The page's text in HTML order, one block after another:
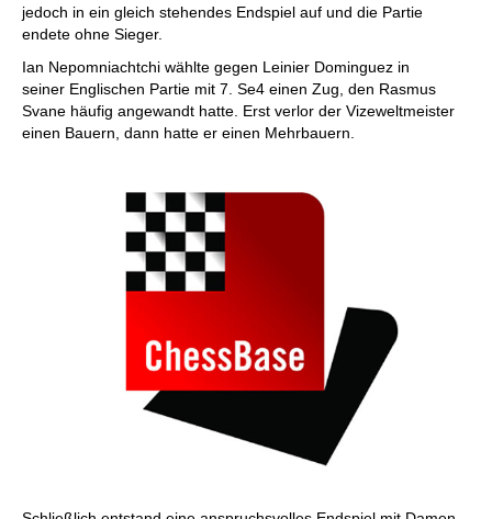
jedoch in ein gleich stehendes Endspiel auf und die Partie
endete ohne Sieger.
Ian Nepomniachtchi wählte gegen Leinier Dominguez in
seiner Englischen Partie mit 7. Se4 einen Zug, den Rasmus
Svane häufig angewandt hatte. Erst verlor der Vizeweltmeister
einen Bauern, dann hatte er einen Mehrbauern.